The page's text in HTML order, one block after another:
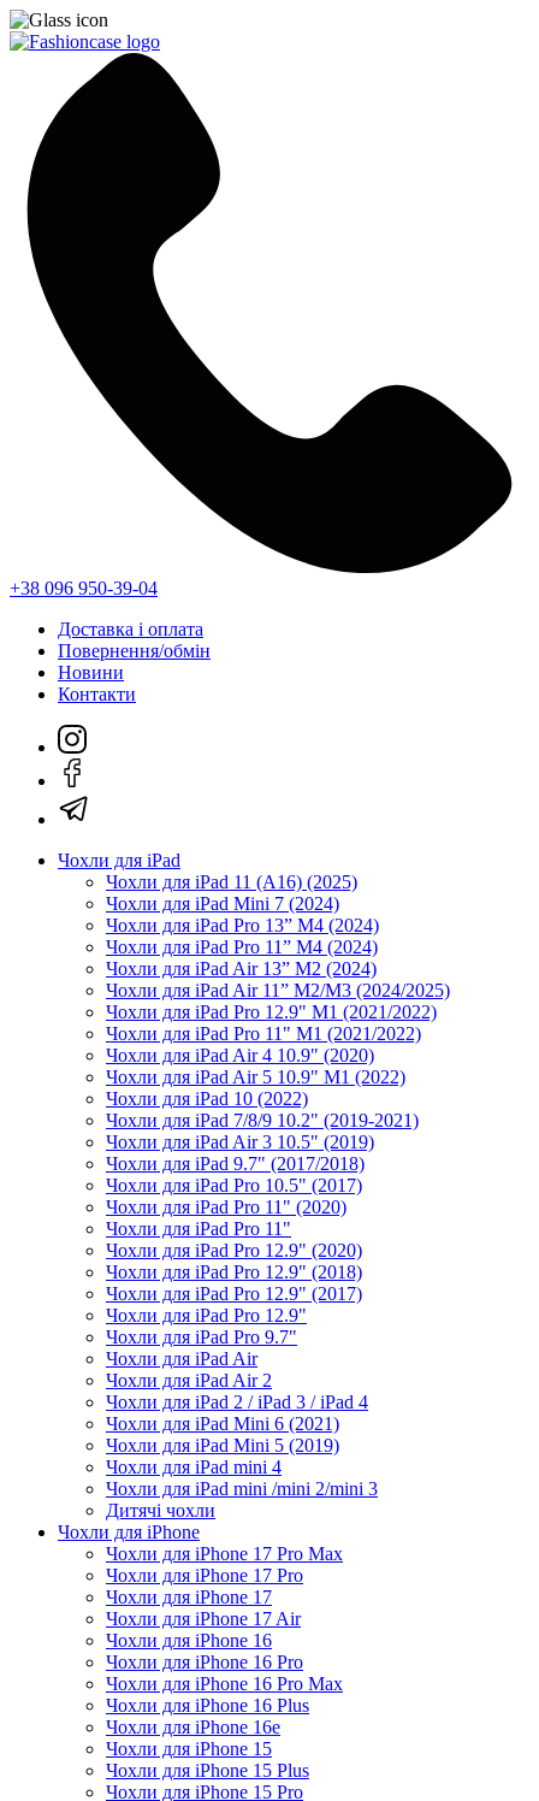
+38 096 950-39-04
Доставка і оплата
Повернення/обмін
Новини
Контакти
Чохли для iPad
Чохли для iPad 11 (A16) (2025)
Чохли для iPad Mini 7 (2024)
Чохли для iPad Pro 13” M4 (2024)
Чохли для iPad Pro 11” M4 (2024)
Чохли для iPad Air 13” M2 (2024)
Чохли для iPad Air 11” M2/M3 (2024/2025)
Чохли для iPad Pro 12.9" M1 (2021/2022)
Чохли для iPad Pro 11" M1 (2021/2022)
Чохли для iPad Air 4 10.9" (2020)
Чохли для iPad Air 5 10.9" M1 (2022)
Чохли для iPad 10 (2022)
Чохли для iPad 7/8/9 10.2" (2019-2021)
Чохли для iPad Air 3 10.5" (2019)
Чохли для iPad 9.7" (2017/2018)
Чохли для iPad Pro 10.5" (2017)
Чохли для iPad Pro 11" (2020)
Чохли для iPad Pro 11"
Чохли для iPad Pro 12.9" (2020)
Чохли для iPad Pro 12.9" (2018)
Чохли для iPad Pro 12.9" (2017)
Чохли для iPad Pro 12.9"
Чохли для iPad Pro 9.7"
Чохли для iPad Air
Чохли для iPad Air 2
Чохли для iPad 2 / iPad 3 / iPad 4
Чохли для iPad Mini 6 (2021)
Чохли для iPad Mini 5 (2019)
Чохли для iPad mini 4
Чохли для iPad mini /mini 2/mini 3
Дитячі чохли
Чохли для iPhone
Чохли для iPhone 17 Pro Max
Чохли для iPhone 17 Pro
Чохли для iPhone 17
Чохли для iPhone 17 Air
Чохли для iPhone 16
Чохли для iPhone 16 Pro
Чохли для iPhone 16 Pro Max
Чохли для iPhone 16 Plus
Чохли для iPhone 16e
Чохли для iPhone 15
Чохли для iPhone 15 Plus
Чохли для iPhone 15 Pro